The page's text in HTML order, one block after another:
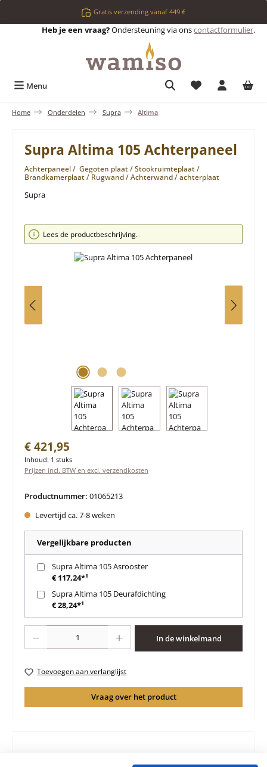
Ga naar de hoofdinhoudGratis verzending vanaf 449 €
Heb je een vraag?Ondersteuning via onscontactformulier.
Menu Je hebt 0 items
Home Onderdelen Supra Altima
Supra Altima 105 Achterpaneel
Achterpaneel / Gegoten plaat / Stookruimteplaat /
Brandkamerplaat / Rugwand / Achterwand / achterplaat
Supra
Afbeeldingengalerij overslaan
Lees de productbeschrijving.
Normale prijs:
€ 421,95
Inhoud: 1 stuks
Prijzen incl. BTW en excl. verzendkosten
Productnummer: 01065213
Levertijd ca. 7-8 weken
Vergelijkbare producten
Supra Altima 105 Asrooster
€ 117,24*¹
Supra Altima 105 Deurafdichting
€ 28,24*¹
In de winkelmand
Toevoegen aan verlanglijst
Vraag over het product